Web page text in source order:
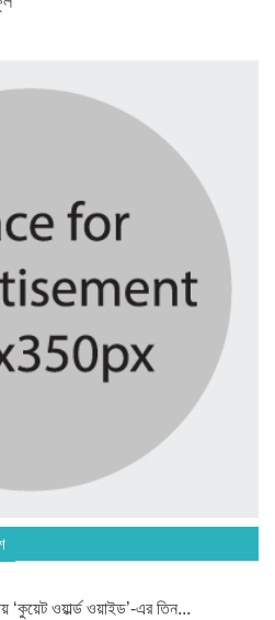
‘কুয়েট ওয়ার্ল্ড ওয়াইড’-এর তিন...